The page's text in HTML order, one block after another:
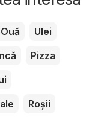
Ouă
Ulei
Pizza
Roșii